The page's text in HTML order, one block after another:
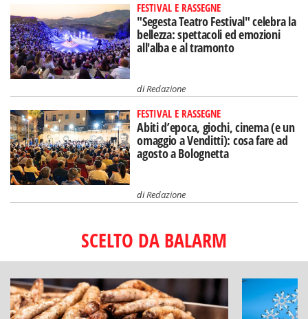
FESTIVAL E RASSEGNE
"Segesta Teatro Festival" celebra la
bellezza: spettacoli ed emozioni
all'alba e al tramonto
diRedazione
FESTIVAL E RASSEGNE
Abiti d’epoca, giochi, cinema (e un
omaggio a Venditti): cosa fare ad
agosto a Bolognetta
diRedazione
SCELTO DA BALARM